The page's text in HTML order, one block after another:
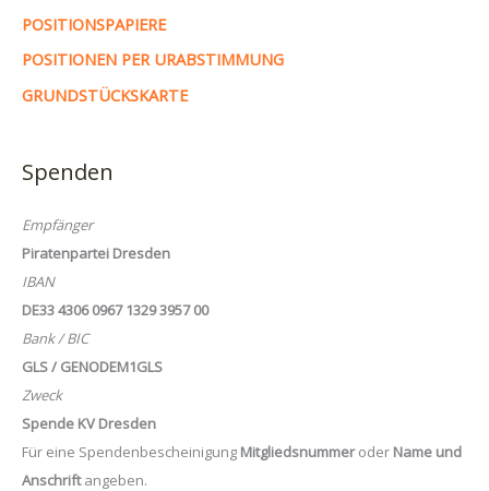
POSITIONSPAPIERE
POSITIONEN PER URABSTIMMUNG
GRUNDSTÜCKSKARTE
Spenden
Empfänger
Piratenpartei Dresden
IBAN
DE33 4306 0967 1329 3957 00
Bank / BIC
GLS / GENODEM1GLS
Zweck
Spende KV Dresden
Für eine Spendenbescheinigung Mitgliedsnummeroder Name und
Anschriftangeben.